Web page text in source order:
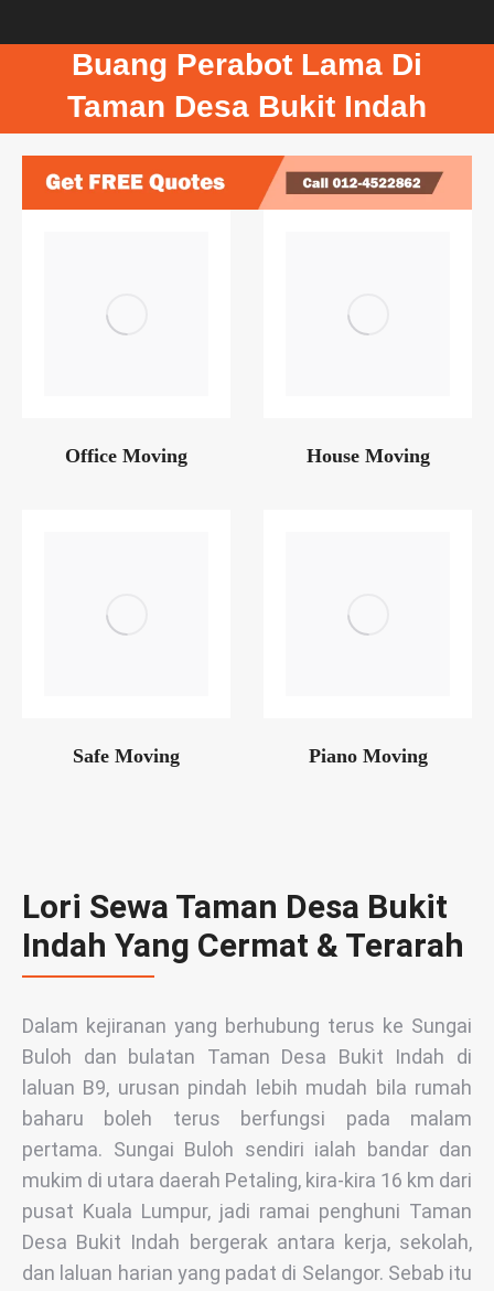
Buang Perabot Lama Di
Taman Desa Bukit Indah
Office Moving House Moving
Safe Moving Piano Moving
Lori Sewa Taman Desa Bukit
Indah Yang Cermat & Terarah
Dalam kejiranan yang berhubung terus ke Sungai
Buloh dan bulatan Taman Desa Bukit Indah di
laluan B9, urusan pindah lebih mudah bila rumah
baharu boleh terus berfungsi pada malam
pertama. Sungai Buloh sendiri ialah bandar dan
mukim di utara daerah Petaling, kira-kira 16 km dari
pusat Kuala Lumpur, jadi ramai penghuni Taman
Desa Bukit Indah bergerak antara kerja, sekolah,
dan laluan harian yang padat di Selangor. Sebab itu